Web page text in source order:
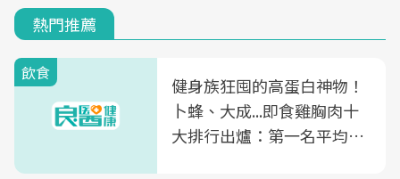
熱門推薦
飲食
健身族狂囤的高蛋白神物！
卜蜂、大成...即食雞胸肉十
大排行出爐：第一名平均一